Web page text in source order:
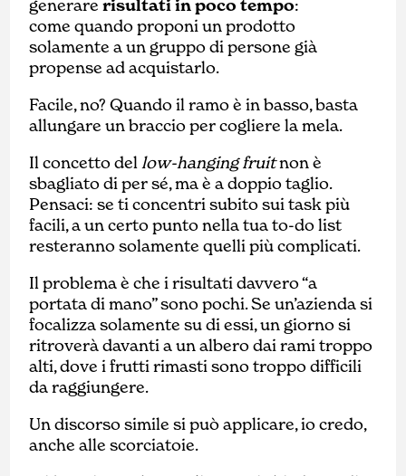
generarerisultati in poco tempo:
come quando proponi un prodotto
solamente a un gruppo di persone già
propense ad acquistarlo.
Facile, no? Quando il ramo è in basso, basta
allungare un braccio per cogliere la mela.
Il concetto dellow-hanging fruitnon è
sbagliato di per sé, ma è a doppio taglio.
Pensaci: se ti concentri subito sui task più
facili, a un certo punto nella tua to-do list
resteranno solamente quelli più complicati.
Il problema è che i risultati davvero “a
portata di mano” sono pochi. Se un’azienda si
focalizza solamente su di essi, un giorno si
ritroverà davanti a un albero dai rami troppo
alti, dove i frutti rimasti sono troppo difficili
da raggiungere.
Un discorso simile si può applicare, io credo,
anche alle scorciatoie.